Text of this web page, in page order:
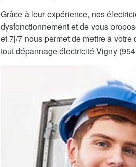
Grâce à leur expérience, nos
dysfonctionnement et de vous
et 7j/7 nous permet de mettre à
tout dépannage électricité Vigny